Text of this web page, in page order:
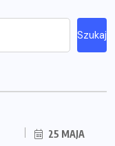
Szukaj
25 MAJA